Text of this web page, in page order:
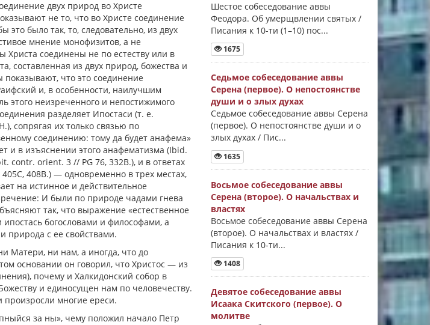
двух природ во Христе
не то, что во Христе соединение
это было так, то, следовательно, из двух
мнение монофизитов, а не
Христа соединены не по естеству или в
составленная из двух природ, божества и
показывают, что это соединение
и, в особенности, наилучшим
этого неизреченного и непостижимого
разделяет Ипостаси (т. е.
сопрягая их только связью по
соединению: тому да будет анафема»
и в изъяснении этого анафематизма (Ibid.
contr. orient. 3 // PG 76, 332B.), и в ответах
408B.) — одновременно в трех местах,
на истинное и действительное
И были по природе чадами гнева
так, что выражение «естественное
ипостась богословами и философами, а
природа с ее свойствами.
Матери, ни нам, а иногда, что до
основании он говорил, что Христос — из
почему и Халкидонский собор в
и единосущен нам по человечеству.
произросли многие ереси.
за ны», чему положил начало Петр
Шестое собеседование аввы
Феодора. Об умерщвлении святых /
Писания к 10-ти (1–10) пос...
1675
Седьмое собеседование аввы
Серена (первое). О непостоянстве
души и о злых духах
Седьмое собеседование аввы Серена
(первое). О непостоянстве души и о
злых духах / Пис...
1635
Восьмое собеседование аввы
Серена (второе). О начальствах и
властях
Восьмое собеседование аввы Серена
(второе). О начальствах и властях /
Писания к 10-ти...
1408
Девятое собеседование аввы
Исаака Скитского (первое). О
молитве